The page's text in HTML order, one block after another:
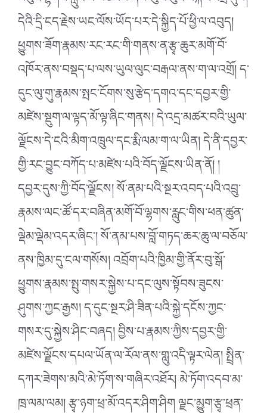
དེའི་དྲི་ངད་རྗེས་ཡང་ལོས་ཡོད་པར་དེ་སྐྱིད་པོ་ཕྱི་ལ་འབུད།
ཕྱུགས་ཟོག་རྣམས་རང་རང་གི་གནས་ན་རྩྭ་ཆུར་མགོ་བོ་
འཁོར་ནས་བསྡད་པ་ལས་ཡུལ་ལུང་བརྒལ་ནས་ག་ལ་འགྲོ། ད་
དུང་ལུ་གུ་རྣམས་སྤང་ངོགས་སུ་རྩེད་དགའ་དང་དབྱར་གྱི་
མཛེས་སྡུག་ལ་ལྟད་མོ་ལྟ་ཞིང་གནས། དེ་འདྲ་མཚར་བའི་ཡུལ་
ལྗོངས་དེ་ངའི་མིག་འཁྲུལ་དང་རྨི་ལམ་ག་ལ་ཡིན། དེ་ནི་དབྱར་
གྱི་རང་བྱུང་བཀོད་པ་མཛེས་པའི་བོད་ལྗོངས་ཡིན་ནོ། །
དབྱར་དུས་ཀྱི་བོད་ལྗོངས། སོ་ནམ་པའི་སྔར་འབད་པའི་འབྲུ་
རྣམས་ལང་ཚོ་དར་བཞིན་མགོ་བོ་ལྷགས་རླུང་གིས་ཕན་ཚུན་
ལྡེམ་ལྡེམ་འདར་ཞིང༌། སོ་ནམ་པས་བློ་གཏད་ཆར་ཆུ་ལ་བཅོལ་
ནས་ཁྱིམ་དུ་ངལ་གསོས། འབྲོག་པའི་ཁྱིམ་གྱི་ནོར་བུ་སྒོ་
ཕྱུགས་རྣམས་སྤུ་གསར་སྐྱེས་པ་དང་ལུས་སྟོབས་ཟུངས་
ཤུགས་ཀྱང་རྒྱས། ད་དུང་སྔར་ཤི་ཟིན་པའི་སྐྱེ་དངོས་ཀྱང་
གསར་དུ་སྐྱེས་ཤིང་བཞད། བྱིས་པ་རྣམས་ཀྱིས་དབྱར་གྱི་
མཛེས་ལྗོངས་དཔལ་ཡོན་ལ་རོལ་ནས་གླུ་འདི་ལྟར་ལེན། སྤྲིན་
དཀར་ཟེགས་མའི་མེ་ཏོག་ས་གཞིར་འཐོར། མེ་ཏོག་འདབ་མ་
ཁྲ་ལམ་ལམ། རྩྭ་ཉག་ཕྲ་མོ་འདར་ཤིག་ཤིག ལྗང་མྱུག་རྩྭ་ཕྲན་